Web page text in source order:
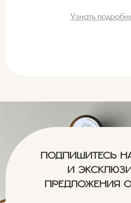
Узнать
ПОДПИШИТЕСЬ
И
ПРЕДЛОЖЕНИЯ